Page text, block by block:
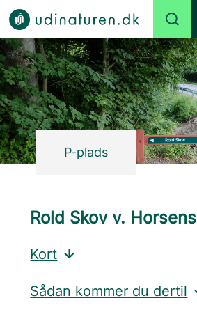
P-plads
Rold Skov v. Horsens
Kort
Sådan kommer du dertil